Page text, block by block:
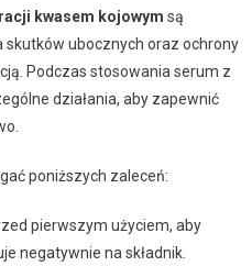
kwasem kojowym są
ubocznych oraz ochrony
Podczas stosowania serum z
działania, aby zapewnić
poniższych zaleceń:
pierwszym użyciem, aby
negatywnie na składnik.